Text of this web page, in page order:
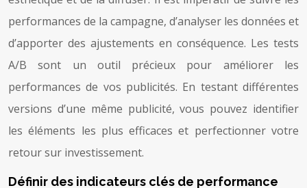
performances de la campagne, d’analyser les données et
d’apporter des ajustements en conséquence. Les tests
A/B sont un outil précieux pour améliorer les
performances de vos publicités. En testant différentes
versions d’une même publicité, vous pouvez identifier
les éléments les plus efficaces et perfectionner votre
retour sur investissement.
Définir des indicateurs clés de performance